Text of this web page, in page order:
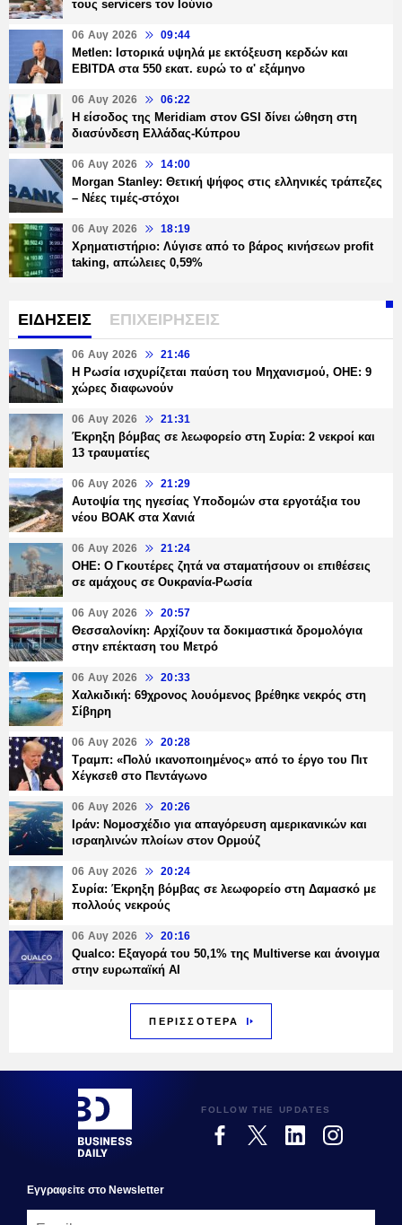
τους servicers τον Ιούνιο
06 Αυγ 2026 09:44
Metlen: Ιστορικά υψηλά με εκτόξευση κερδών και
EBITDA στα 550 εκατ. ευρώ το α' εξάμηνο
06 Αυγ 2026 06:22
Η είσοδος της Meridiam στον GSI δίνει ώθηση στη
διασύνδεση Ελλάδας-Κύπρου
06 Αυγ 2026 14:00
Morgan Stanley: Θετική ψήφος στις ελληνικές τράπεζες
– Νέες τιμές-στόχοι
06 Αυγ 2026 18:19
Χρηματιστήριο: Λύγισε από το βάρος κινήσεων profit
taking, απώλειες 0,59%
ΕΙΔΗΣΕΙΣ ΕΠΙΧΕΙΡΗΣΕΙΣ
06 Αυγ 2026 21:46
Η Ρωσία ισχυρίζεται παύση του Μηχανισμού, ΟΗΕ: 9
χώρες διαφωνούν
06 Αυγ 2026 21:31
Έκρηξη βόμβας σε λεωφορείο στη Συρία: 2 νεκροί και
13 τραυματίες
06 Αυγ 2026 21:29
Αυτοψία της ηγεσίας Υποδομών στα εργοτάξια του
νέου ΒΟΑΚ στα Χανιά
06 Αυγ 2026 21:24
ΟΗΕ: Ο Γκουτέρες ζητά να σταματήσουν οι επιθέσεις
σε αμάχους σε Ουκρανία-Ρωσία
06 Αυγ 2026 20:57
Θεσσαλονίκη: Αρχίζουν τα δοκιμαστικά δρομολόγια
στην επέκταση του Μετρό
06 Αυγ 2026 20:33
Χαλκιδική: 69χρονος λουόμενος βρέθηκε νεκρός στη
Σίβηρη
06 Αυγ 2026 20:28
Τραμπ: «Πολύ ικανοποιημένος» από το έργο του Πιτ
Χέγκσεθ στο Πεντάγωνο
06 Αυγ 2026 20:26
Ιράν: Νομοσχέδιο για απαγόρευση αμερικανικών και
ισραηλινών πλοίων στον Ορμούζ
06 Αυγ 2026 20:24
Συρία: Έκρηξη βόμβας σε λεωφορείο στη Δαμασκό με
πολλούς νεκρούς
06 Αυγ 2026 20:16
Qualco: Εξαγορά του 50,1% της Multiverse και άνοιγμα
στην ευρωπαϊκή AI
ΠΕΡΙΣΣΟΤΕΡΑ
FOLLOW THE UPDATES
Εγγραφεiτε στο Newsletter